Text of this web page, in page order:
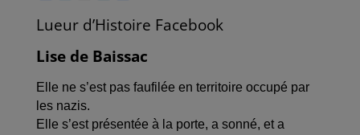
c
e
o
k
i
t
e
a
i
n
k
d
n
r
t
g
r
Lueur d’Histoire Facebook
Lise de Baissac
Elle ne s’est pas faufilée en territoire occupé par
les nazis.
Elle s’est présentée à la porte, a sonné, et a